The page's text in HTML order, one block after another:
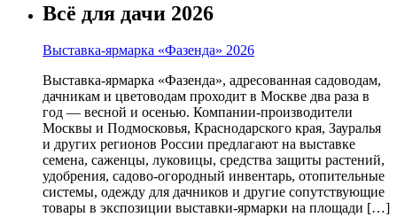
Всё для дачи 2026
Выставка-ярмарка «Фазенда» 2026
Выставка-ярмарка «Фазенда», адресованная садоводам,
дачникам и цветоводам проходит в Москве два раза в
год — весной и осенью. Компании-производители
Москвы и Подмосковья, Краснодарского края, Зауралья
и других регионов России предлагают на выставке
семена, саженцы, луковицы, средства защиты растений,
удобрения, садово-огородный инвентарь, отопительные
системы, одежду для дачников и другие сопутствующие
товары в экспозиции выставки-ярмарки на площади […]